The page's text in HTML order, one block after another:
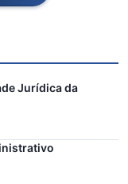
Jurídica da